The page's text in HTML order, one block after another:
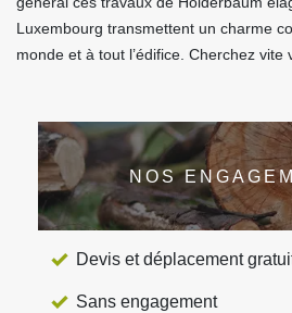
Luxembourg transmettent un charme
monde et à tout l’édifice. Cherchez vite
NOS
Devis et déplacement
Sans engagement